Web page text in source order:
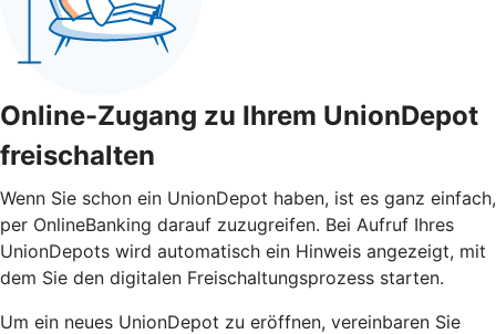
Online-Zugang zu Ihrem UnionDepot
freischalten
Wenn Sie schon ein UnionDepot haben, ist es ganz einfach,
per OnlineBanking darauf zuzugreifen. Bei Aufruf Ihres
UnionDepots wird automatisch ein Hinweis angezeigt, mit
dem Sie den digitalen Freischaltungsprozess starten.
Um ein neues UnionDepot zu eröffnen, vereinbaren Sie